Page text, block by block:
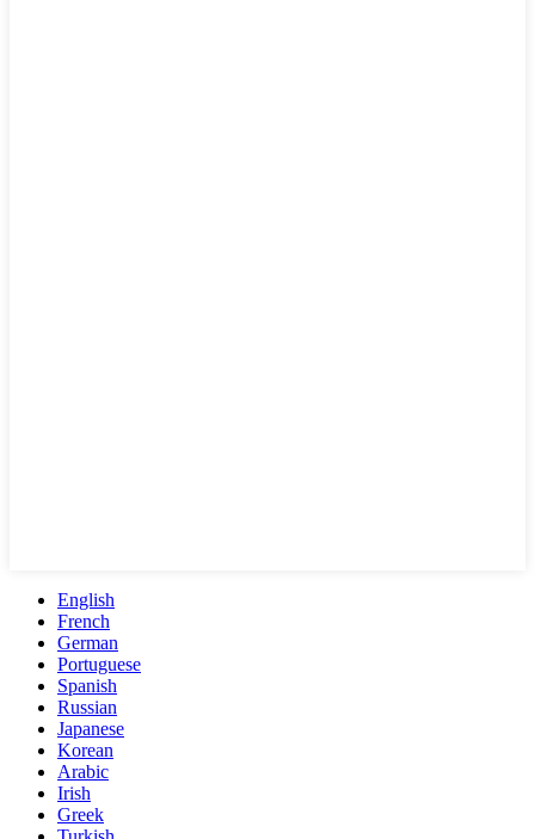
English
French
German
Portuguese
Spanish
Russian
Japanese
Korean
Arabic
Irish
Greek